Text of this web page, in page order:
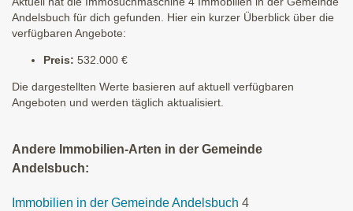
Andelsbuch für dich gefunden. Hier ein kurzer Überblick über die
verfügbaren Angebote:
Preis: 532.000 €
Die dargestellten Werte basieren auf aktuell verfügbaren
Angeboten und werden täglich aktualisiert.
Andere Immobilien-Arten in der Gemeinde
Andelsbuch:
Immobilien in der Gemeinde Andelsbuch 4